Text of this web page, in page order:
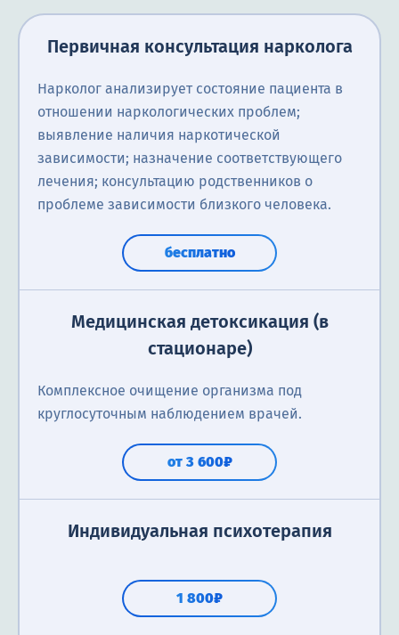
Первичная консультация нарколога
Нарколог анализирует состояние пациента в
отношении наркологических проблем;
выявление наличия наркотической
зависимости; назначение соответствующего
лечения; консультацию родственников о
проблеме зависимости близкого человека.
бесплатно
Медицинская детоксикация (в
стационаре)
Комплексное очищение организма под
круглосуточным наблюдением врачей.
от 3 600₽
Индивидуальная психотерапия
1 800₽